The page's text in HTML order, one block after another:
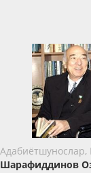
Адабиётшунослар,
Шарафиддинов